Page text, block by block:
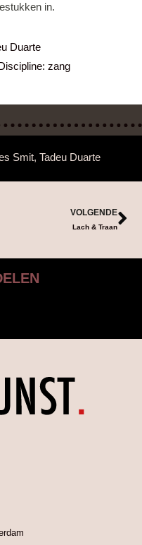
in.
Duarte
Discipline: zang
Smit, Tadeu Duarte
VOLGENDE
Lach & Traan